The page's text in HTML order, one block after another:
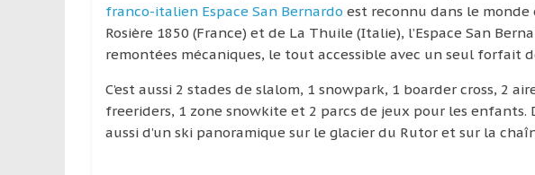
franco-italien Espace San Bernardo est reconnu dans le monde
Rosière 1850 (France) et de La Thuile (Italie), l’Espace San
remontées mécaniques, le tout accessible avec un seul forfait
C’est aussi 2 stades de slalom, 1 snowpark, 1 boarder cross, 2
freeriders, 1 zone snowkite et 2 parcs de jeux pour les
aussi d’un ski panoramique sur le glacier du Rutor et sur la